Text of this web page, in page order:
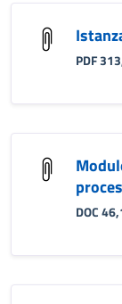
PDF
DOC